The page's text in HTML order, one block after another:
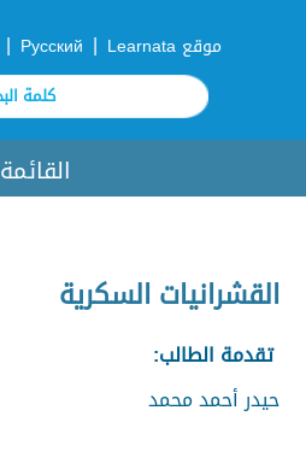
موقع Learnata |
Русский
|
القائمة
القشرانيات السكرية
تقدمة الطالب:
حيدر أحمد محمد